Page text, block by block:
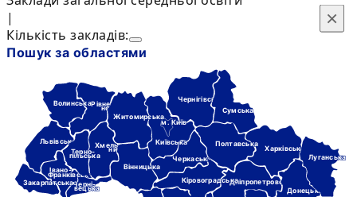
×
|
Кількість закладів:
Пошук за областями
Черкаська
Чернігівська
Черні-
вецька
Дніпропетровська
Донецька
Івано-
Франківська
Харківська
Хмель-
ницька
Кіровоградська
Київська
м. Київ
Луганська
Львівська Полтавська
Рівне-
нська Сумська
Терно-
пільська
Вінницька
Волинська
Закарпатська
Житомирська
×